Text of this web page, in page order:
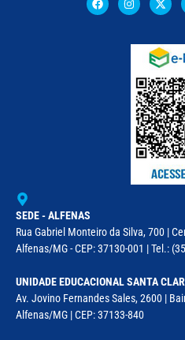
SEDE - ALFENAS
Rua Gabriel Monteiro da Silva, 700 |
Alfenas/MG - CEP: 37130-001 | Tel.:
UNIDADE EDUCACIONAL SANTA
Av. Jovino Fernandes Sales, 2600 |
Alfenas/MG | CEP: 37133-840